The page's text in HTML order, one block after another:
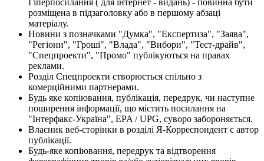
розміщена в підзаголовку або в першому абзаці
матеріалу.
Новини з позначками "Думка", "Експертиза", "Заява",
"Регіони", "Гроші", "Влада", "Вибори", "Тест-драйв",
"Спецпроекти", "Промо" публікуються на правах
реклами.
Розділ Спецпроекти створюється спільно з
комерційними партнерами.
Будь яке копіювання, публікація, передрук, чи наступне
поширення інформації, що містить посилання на
"Інтерфакс-Україна", EPA / UPG, суворо забороняється.
Власник веб-сторінки в розділі Я-Корреспондент є автор
публікації.
Будь-яке копіювання, передрук та відтворення